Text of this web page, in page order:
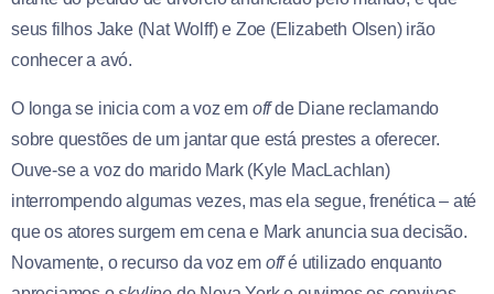
seus filhos Jake (Nat Wolff) e Zoe (Elizabeth Olsen) irão
conhecer a avó.
O longa se inicia com a voz em offde Diane reclamando
sobre questões de um jantar que está prestes a oferecer.
Ouve-se a voz do marido Mark (Kyle MacLachlan)
interrompendo algumas vezes, mas ela segue, frenética – até
que os atores surgem em cena e Mark anuncia sua decisão.
Novamente, o recurso da voz em offé utilizado enquanto